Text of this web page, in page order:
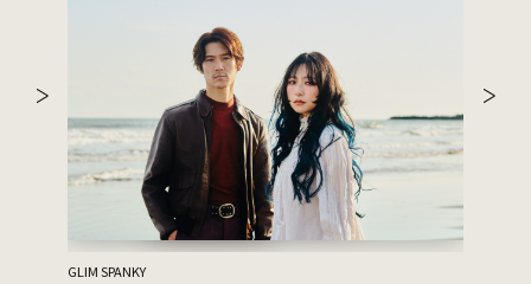
GLIM SPANKY